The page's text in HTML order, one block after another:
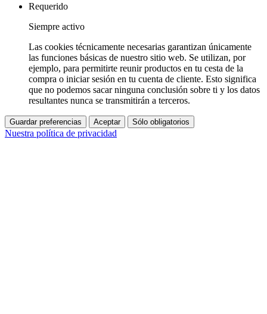
Requerido
Siempre activo
Las cookies técnicamente necesarias garantizan únicamente
las funciones básicas de nuestro sitio web. Se utilizan, por
ejemplo, para permitirte reunir productos en tu cesta de la
compra o iniciar sesión en tu cuenta de cliente. Esto significa
que no podemos sacar ninguna conclusión sobre ti y los datos
resultantes nunca se transmitirán a terceros.
Guardar preferencias Aceptar Sólo obligatorios
Nuestra política de privacidad